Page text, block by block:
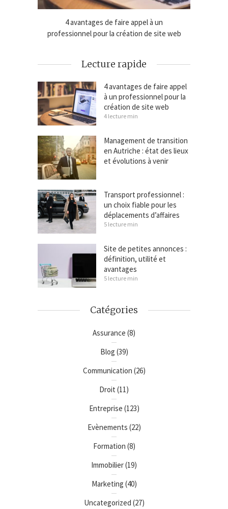
4 avantages de faire appel à un
professionnel pour la création de site web
Lecture rapide
4 avantages de faire appel
à un professionnel pour la
création de site web
4 lecture min
Management de transition
en Autriche : état des lieux
et évolutions à venir
Transport professionnel :
un choix fiable pour les
déplacements d’affaires
5 lecture min
Site de petites annonces :
définition, utilité et
avantages
5 lecture min
Catégories
Assurance (8)
Blog (39)
Communication (26)
Droit (11)
Entreprise (123)
Evènements (22)
Formation (8)
Immobilier(19)
Marketing (40)
Uncategorized (27)